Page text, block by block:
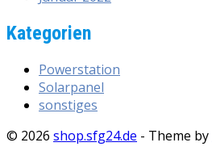
Kategorien
Powerstation
Solarpanel
sonstiges
© 2026 shop.sfg24.de - Theme by